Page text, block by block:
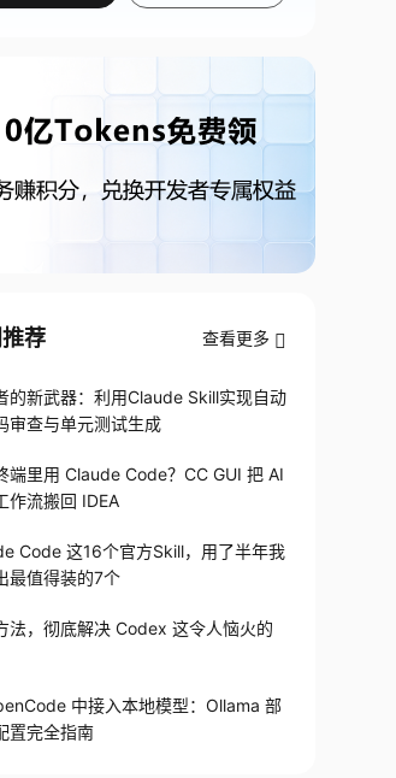
荐 查看更多
的新武器：利用Claude Skill实现自动
审查与单元测试生成
端里用 Claude Code？CC GUI 把 AI
作流搬回 IDEA
Code 这16个官方Skill，用了半年我
最值得装的7个
法，彻底解决 Codex 这令人恼火的
中接入本地模型：Ollama 部
置完全指南